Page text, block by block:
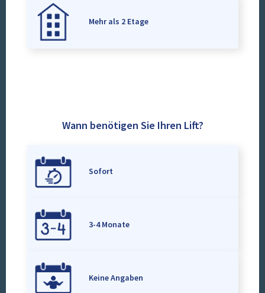
Mehr als 2 Etage
Wann benötigen Sie Ihren Lift?
Sofort
3-4 Monate
Keine Angaben